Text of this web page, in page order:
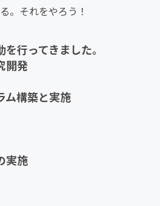
。それをやろう！
行ってきました。
開発
ム構築と実施
実施